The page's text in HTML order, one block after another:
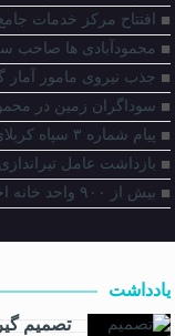
افتتاح مرکز خدمات
محمودآبادی ها صاحب
جذب نیروی مامور آمار
سوداگران زمین در
پیام شماره ۳ سپاه کربلای مازندران
بازداشت عامل
بیش از ۹۰۰ واحد خانه اجاره‌ای در شهرستان محمودآباد شناسایی شد
یادداشت
تصمیم